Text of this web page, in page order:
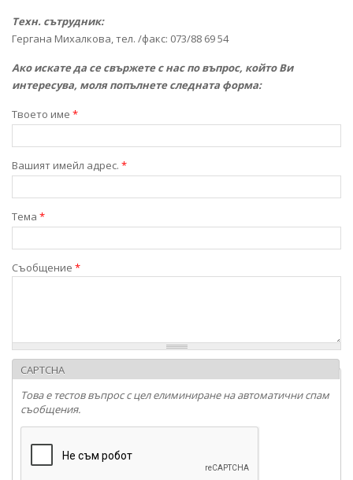
Техн. сътрудник:
Гергана Михалкова, тел. /факс: 073/88 69 54
Ако искате да се свържете с нас по въпрос, който Ви
интересува, моля попълнете следната форма:
Твоето име *
Вашият имейл адрес. *
Тема *
Съобщение *
CAPTCHA
Това е тестов въпрос с цел елиминиране на автоматични спам
съобщения.